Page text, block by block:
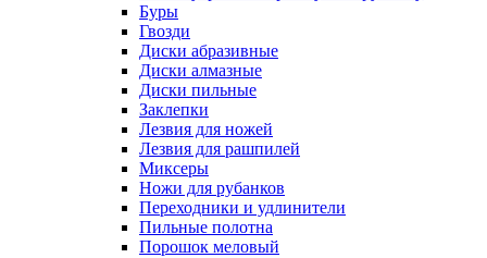
Буры
Гвозди
Диски абразивные
Диски алмазные
Диски пильные
Заклепки
Лезвия для ножей
Лезвия для рашпилей
Миксеры
Ножи для рубанков
Переходники и удлинители
Пильные полотна
Порошок меловый